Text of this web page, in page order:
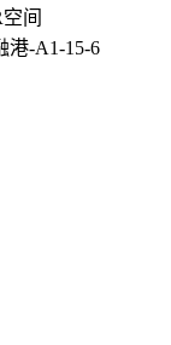
间
港-A1-15-6